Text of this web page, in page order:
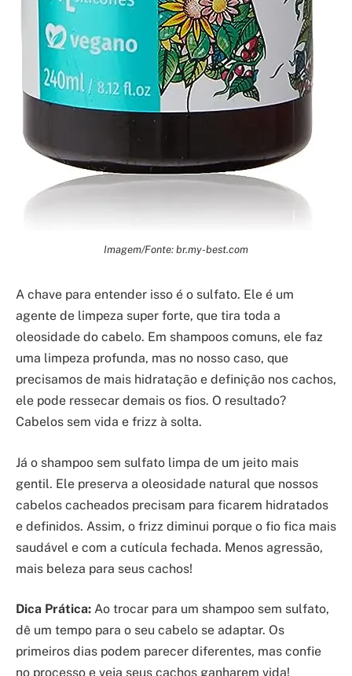
Imagem/Fonte: br.my-best.com
A chave para entender isso é o sulfato. Ele é um
agente de limpeza super forte, que tira toda a
oleosidade do cabelo. Em shampoos comuns, ele faz
uma limpeza profunda, mas no nosso caso, que
precisamos de mais hidratação e definição nos cachos,
ele pode ressecar demais os fios. O resultado?
Cabelos sem vida e frizz à solta.
Já o shampoo sem sulfato limpa de um jeito mais
gentil. Ele preserva a oleosidade natural que nossos
cabelos cacheados precisam para ficarem hidratados
e definidos. Assim, o frizz diminui porque o fio fica mais
saudável e com a cutícula fechada. Menos agressão,
mais beleza para seus cachos!
Dica Prática: Ao trocar para um shampoo sem sulfato,
dê um tempo para o seu cabelo se adaptar. Os
primeiros dias podem parecer diferentes, mas confie
no processo e veja seus cachos ganharem vida!